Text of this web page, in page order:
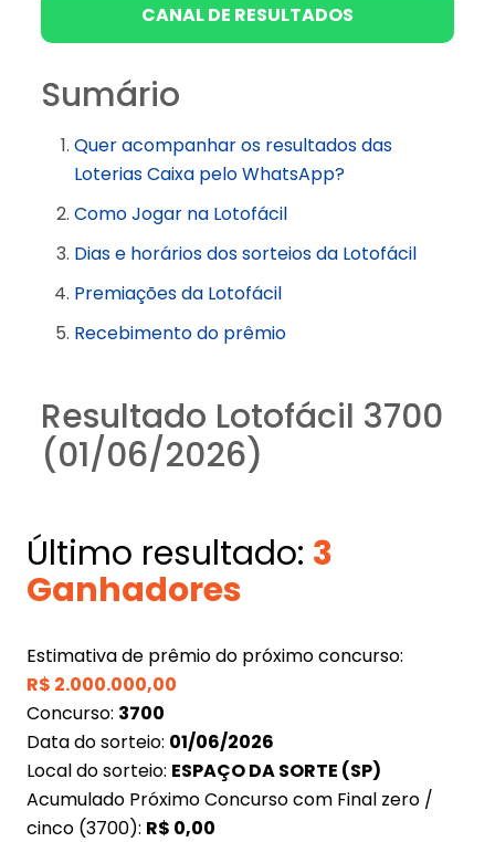
CANAL DE RESULTADOS
Sumário
Quer acompanhar os resultados das
Loterias Caixa pelo WhatsApp?
Como Jogar na Lotofácil
Dias e horários dos sorteios da Lotofácil
Premiações da Lotofácil
Recebimento do prêmio
Resultado Lotofácil 3700
(01/06/2026)
Último resultado: 3
Ganhadores
Estimativa de prêmio do próximo concurso:
R$ 2.000.000,00
Concurso: 3700
Data do sorteio: 01/06/2026
Local do sorteio: ESPAÇO DA SORTE (SP)
Acumulado Próximo Concurso com Final zero /
cinco (3700): R$ 0,00